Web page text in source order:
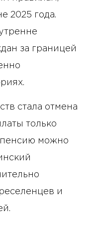
2025 года.
за границей
стала отмена
только
пенсию можно
и